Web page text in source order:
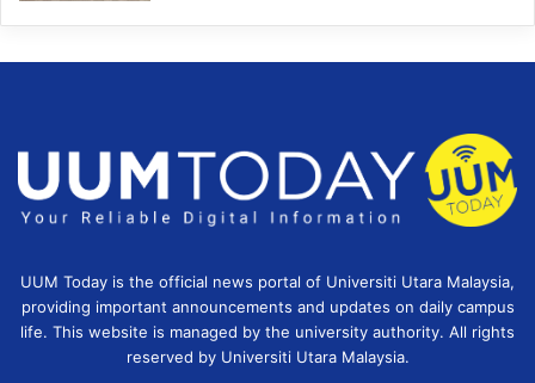
UUM Today is the official news portal of Universiti Utara Malaysia,
providing important announcements and updates on daily campus
life. This website is managed by the university authority. All rights
reserved by Universiti Utara Malaysia.